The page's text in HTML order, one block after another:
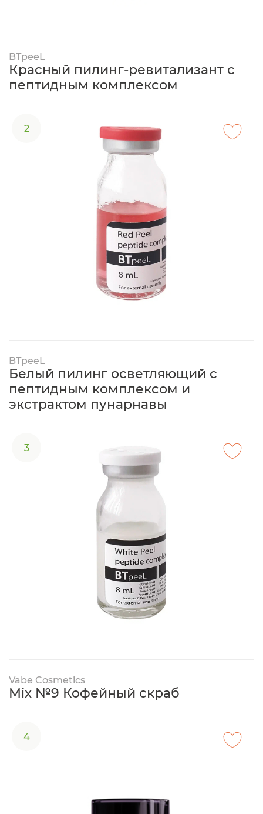
BTpeeL
Красный пилинг-ревитализант с
пептидным комплексом
2
BTpeeL
Белый пилинг осветляющий с
пептидным комплексом и
экстрактом пунарнавы
3
Vabe Cosmetics
Mix №9 Кофейный скраб
4